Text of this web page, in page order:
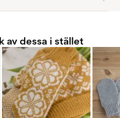
av dessa i stället